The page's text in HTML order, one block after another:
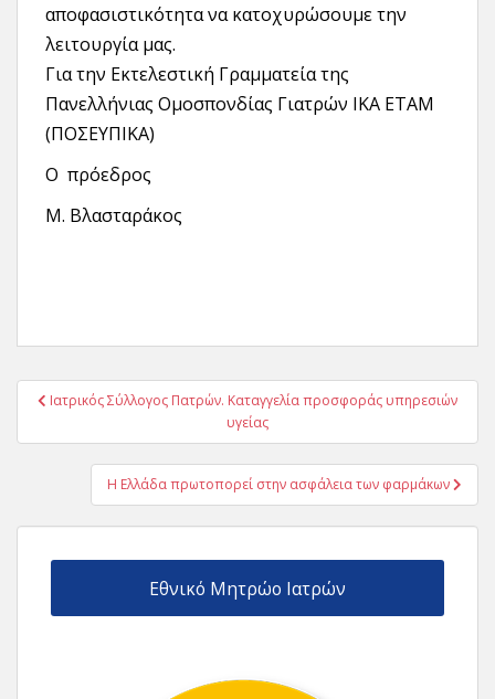
αποφασιστικότητα να κατοχυρώσουμε την
λειτουργία μας.
Για την Εκτελεστική Γραμματεία της
Πανελλήνιας Ομοσπονδίας Γιατρών ΙΚΑ ΕΤΑΜ
(ΠΟΣΕΥΠΙΚΑ)
Ο πρόεδρος
Μ. Βλασταράκος
Πλοήγηση
Ιατρικός Σύλλογος Πατρών. Καταγγελία προσφοράς υπηρεσιών
υγείας
Η Ελλάδα πρωτοπορεί στην ασφάλεια των φαρμάκων
Εθνικό Μητρώο Ιατρών